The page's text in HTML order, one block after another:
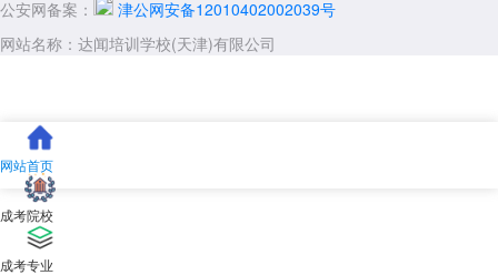
不累计，只取加分较高的一项。公示与审核：申请享受照顾录取政策的考
生，须经市教育招生考试院公示无异议后方为有效。考生需确保提供的证
明材料真实有效，如有虚假，将取消其录取资格。
考生在报考前，应详细了解并核实当年的加分政策，确保自己符合相
关条件并准备好相应的证明材料。如有任何疑问或需要帮助，可咨询当地
招生考试机构或相关学校招生办公室。
公安网备案：
津公网安备12010402002039号
网站名称：达闻培训学校(天津)有限公司
网站首页
成考院校
成考专业